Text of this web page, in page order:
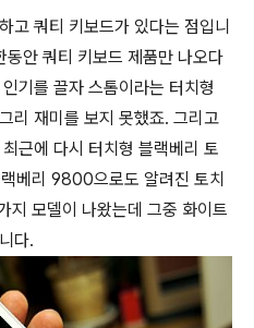
고 쿼티 키보드가 있다는 점입니
안 쿼티 키보드 제품만 나오다
기를 끌자 스톰이라는 터치형
리 재미를 보지 못했죠. 그리고
근에 다시 터치형 블랙베리 토
베리 9800으로도 알려진 토치
지 모델이 나왔는데 그중 화이트
다.